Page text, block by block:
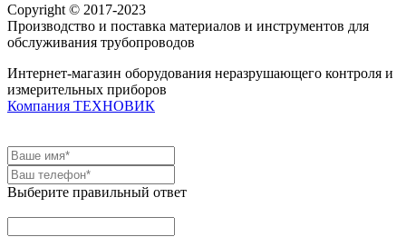
Copyright © 2017-2023
Производство и поставка материалов и инструментов для
обслуживания трубопроводов
Интернет-магазин оборудования неразрушающего контроля и
измерительных приборов
Компания ТЕХНОВИК
Выберите правильный ответ